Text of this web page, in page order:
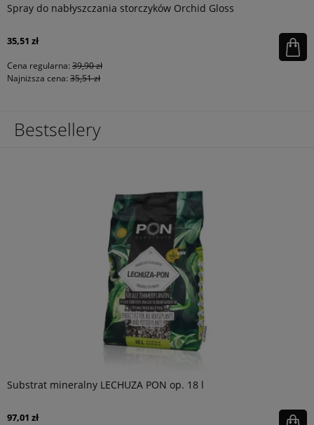
Spray do nabłyszczania storczyków Orchid Gloss
35,51 zł
Cena regularna: 39,90 zł
Najniższa cena: 35,51 zł
Bestsellery
Substrat mineralny LECHUZA PON op. 18 l
97,01 zł